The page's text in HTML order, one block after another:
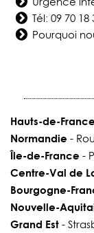
Tél:09 70 18
Pourquoi
Hauts-de-France
Normandie -
Île-de-France -
Centre-Val de
Bourgogne-
Nouvelle-
Grand Est-